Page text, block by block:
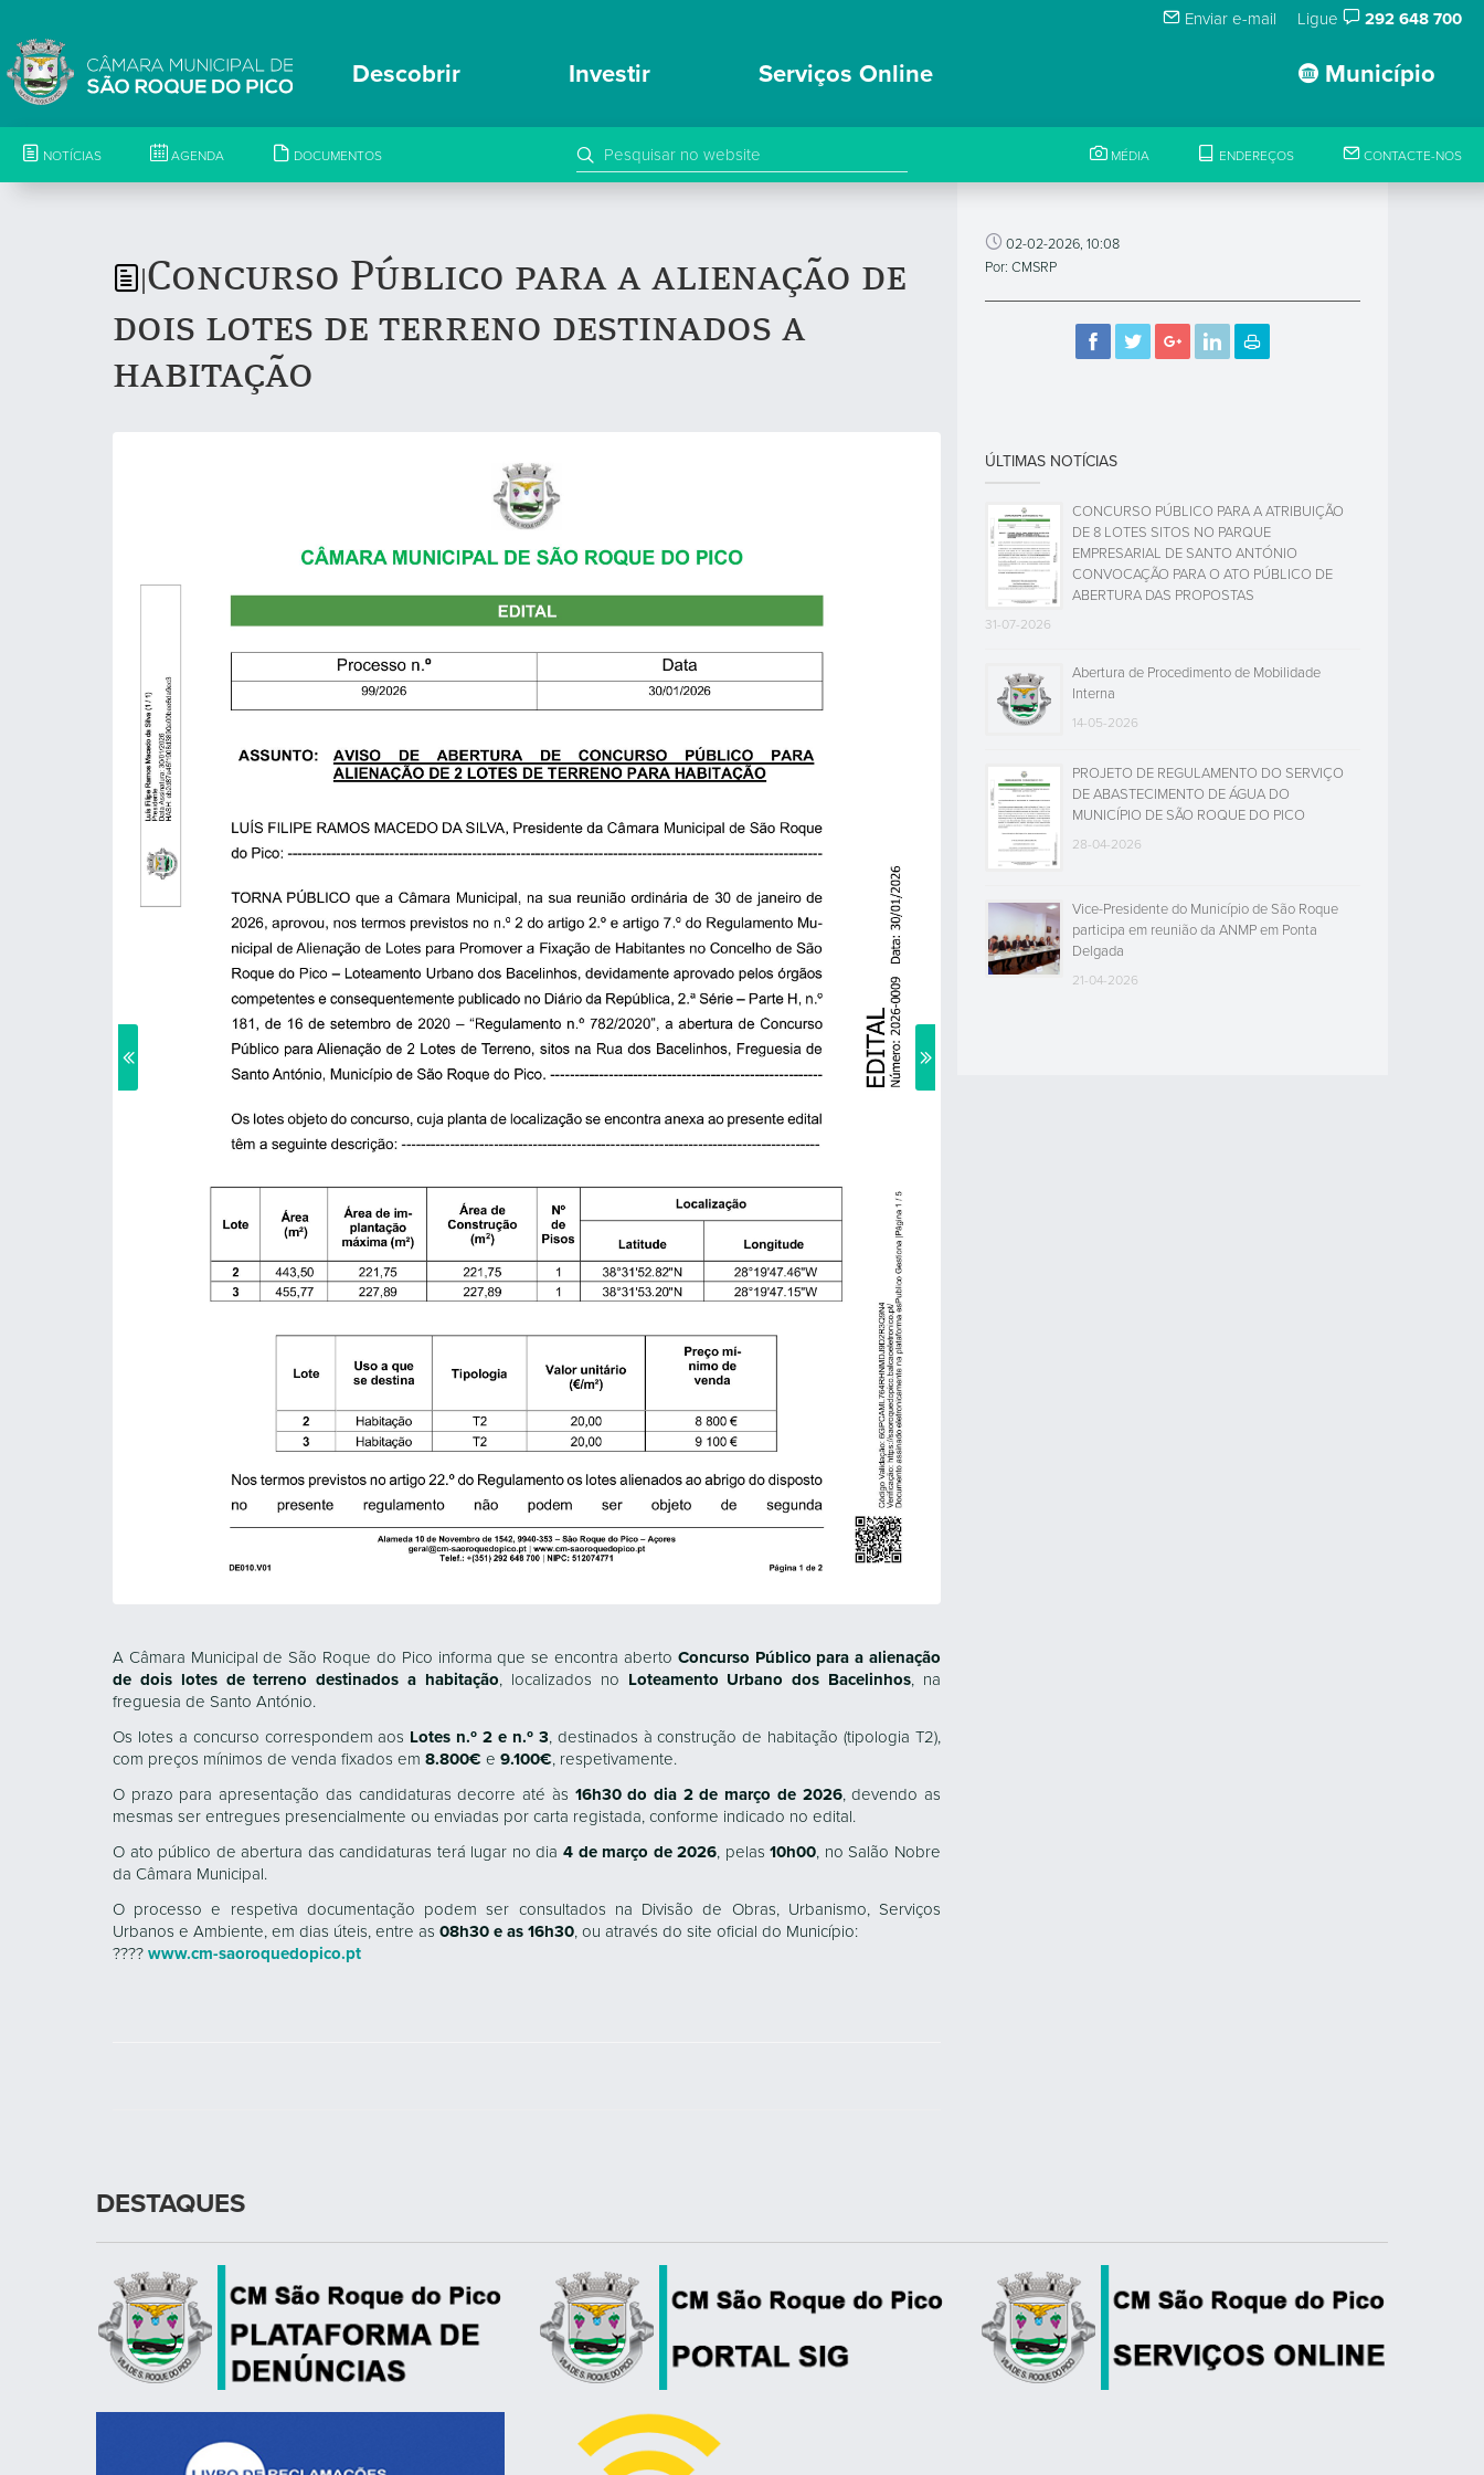
Enviar e-mail Ligue 292 648 700
Município
Descobrir Investir Serviços Online
NOTÍCIAS AGENDA DOCUMENTOS MÉDIA ENDEREÇOS CONTACTE-NOS
Concurso Público para a alienação de
dois lotes de terreno destinados a
habitação
A Câmara Municipal de São Roque do Pico informa que se encontra aberto Concurso Público para a alienação
de dois lotes de terreno destinados a habitação, localizados no Loteamento Urbano dos Bacelinhos, na
freguesia de Santo António.
Os lotes a concurso correspondem aos Lotes n.º 2 e n.º 3, destinados à construção de habitação (tipologia T2),
com preços mínimos de venda fixados em 8.800€ e 9.100€, respetivamente.
O prazo para apresentação das candidaturas decorre até às 16h30 do dia 2 de março de 2026, devendo as
mesmas ser entregues presencialmente ou enviadas por carta registada, conforme indicado no edital.
O ato público de abertura das candidaturas terá lugar no dia4 de março de 2026, pelas10h00, no Salão Nobre
da Câmara Municipal.
O processo e respetiva documentação podem ser consultados na Divisão de Obras, Urbanismo, Serviços
Urbanos e Ambiente, em dias úteis, entre as 08h30 e as 16h30, ou através do site oficial do Município:
???? www.cm-saoroquedopico.pt
02-02-2026, 10:08
Por: CMSRP
ÚLTIMAS NOTÍCIAS
CONCURSO PÚBLICO PARA A ATRIBUIÇÃO
DE 8 LOTES SITOS NO PARQUE
EMPRESARIAL DE SANTO ANTÓNIO
CONVOCAÇÃO PARA O ATO PÚBLICO DE
ABERTURA DAS PROPOSTAS
31-07-2026
Abertura de Procedimento de Mobilidade
Interna
14-05-2026
PROJETO DE REGULAMENTO DO SERVIÇO
DE ABASTECIMENTO DE ÁGUA DO
MUNICÍPIO DE SÃO ROQUE DO PICO
28-04-2026
Vice-Presidente do Município de São Roque
participa em reunião da ANMP em Ponta
Delgada
21-04-2026
DESTAQUES